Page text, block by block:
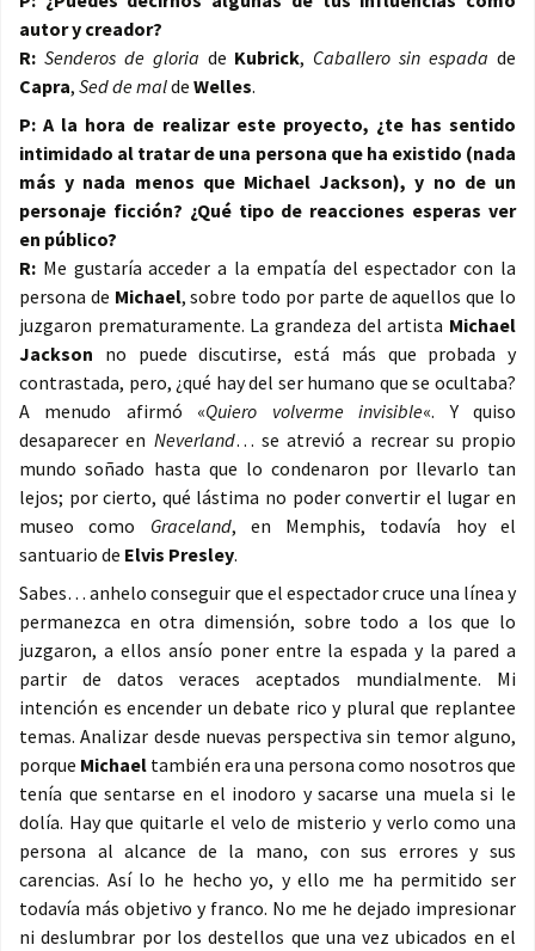
autor y creador?
R: Senderos de gloria de Kubrick, Caballero sin espada de
Capra, Sed de malde Welles.
P: A la hora de realizar este proyecto, ¿te has sentido
intimidado al tratar de una persona que ha existido (nada
más y nada menos que Michael Jackson), y no de un
personaje ficción? ¿Qué tipo de reacciones esperas ver
en público?
R: Me gustaría acceder a la empatía del espectador con la
persona de Michael, sobre todo por parte de aquellos que lo
juzgaron prematuramente. La grandeza del artista Michael
Jackson no puede discutirse, está más que probada y
contrastada, pero, ¿qué hay del ser humano que se ocultaba?
A menudo afirmó «Quiero volverme invisible«. Y quiso
desaparecer en Neverland… se atrevió a recrear su propio
mundo soñado hasta que lo condenaron por llevarlo tan
lejos; por cierto, qué lástima no poder convertir el lugar en
museo como Graceland, en Memphis, todavía hoy el
santuario de Elvis Presley.
Sabes… anhelo conseguir que el espectador cruce una línea y
permanezca en otra dimensión, sobre todo a los que lo
juzgaron, a ellos ansío poner entre la espada y la pared a
partir de datos veraces aceptados mundialmente. Mi
intención es encender un debate rico y plural que replantee
temas. Analizar desde nuevas perspectiva sin temor alguno,
porque Michael también era una persona como nosotros que
tenía que sentarse en el inodoro y sacarse una muela si le
dolía. Hay que quitarle el velo de misterio y verlo como una
persona al alcance de la mano, con sus errores y sus
carencias. Así lo he hecho yo, y ello me ha permitido ser
todavía más objetivo y franco. No me he dejado impresionar
ni deslumbrar por los destellos que una vez ubicados en el